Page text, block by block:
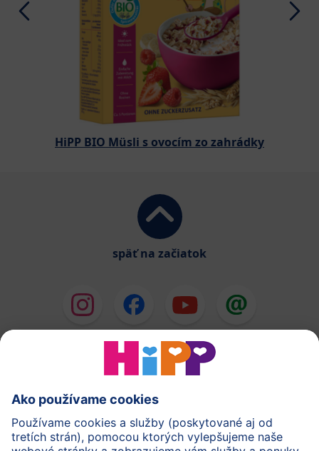
HiPP BIO Müsli s ovocím zo zahrádky
späť na začiatok
HiPP Mlieka
HiPP Príkrmy
HiPP Tehotenstvo